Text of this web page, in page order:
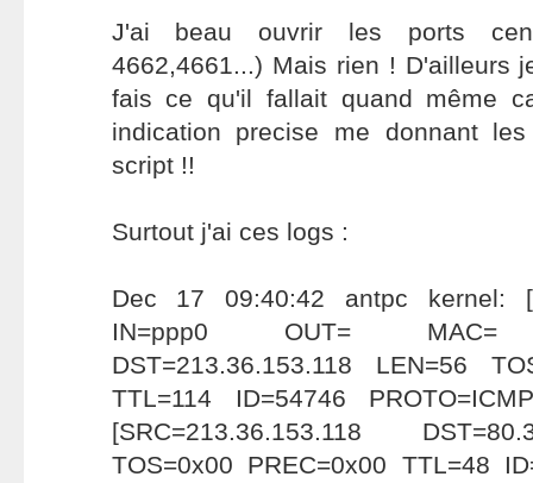
J'ai beau ouvrir les ports
4662,4661...) Mais rien ! D'ailleurs
fais ce qu'il fallait quand même
indication precise me donnant
script !!
Surtout j'ai ces logs :
Dec 17 09:40:42 antpc kernel:
IN=ppp0 OUT= MAC=
DST=213.36.153.118 LEN=56
TTL=114 ID=54746
[SRC=213.36.153.118
TOS=0x00 PREC=0x00 TTL=48